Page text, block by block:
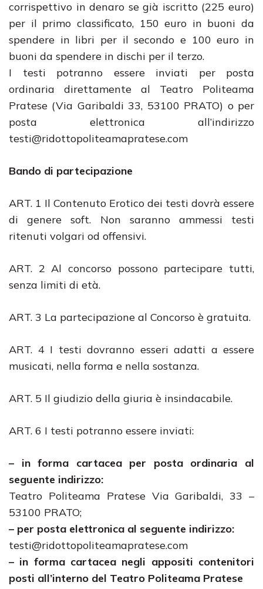
corrispettivo in denaro se già iscritto (225 euro)
per il primo classificato, 150 euro in buoni da
spendere in libri per il secondo e 100 euro in
buoni da spendere in dischi per il terzo.
I testi potranno essere inviati per posta
ordinaria direttamente al Teatro Politeama
Pratese (Via Garibaldi 33, 53100 PRATO) o per
posta elettronica all’indirizzo
testi@ridottopoliteamapratese.com
Bando di partecipazione
ART. 1 Il Contenuto Erotico dei testi dovrà essere
di genere soft. Non saranno ammessi testi
ritenuti volgari od offensivi.
ART. 2 Al concorso possono partecipare tutti,
senza limiti di età.
ART. 3 La partecipazione al Concorso è gratuita.
ART. 4 I testi dovranno esseri adatti a essere
musicati, nella forma e nella sostanza.
ART. 5 Il giudizio della giuria è insindacabile.
ART. 6 I testi potranno essere inviati:
– in forma cartacea per posta ordinaria al
seguente indirizzo:
Teatro Politeama Pratese Via Garibaldi, 33 –
53100 PRATO;
– per posta elettronica al seguente indirizzo:
testi@ridottopoliteamapratese.com
– in forma cartacea negli appositi contenitori
posti all’interno del Teatro Politeama Pratese